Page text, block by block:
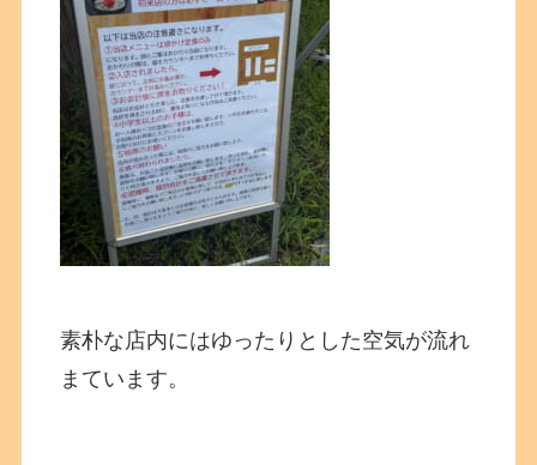
素朴な店内にはゆったりとした空気が流れ
まています。